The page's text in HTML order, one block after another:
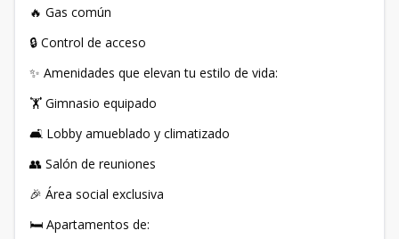
🔥 Gas común
🔒 Control de acceso
✨ Amenidades que elevan tu estilo de vida:
🏋️ Gimnasio equipado
🛋️ Lobby amueblado y climatizado
👥 Salón de reuniones
🎉 Área social exclusiva
🛏️ Apartamentos de: